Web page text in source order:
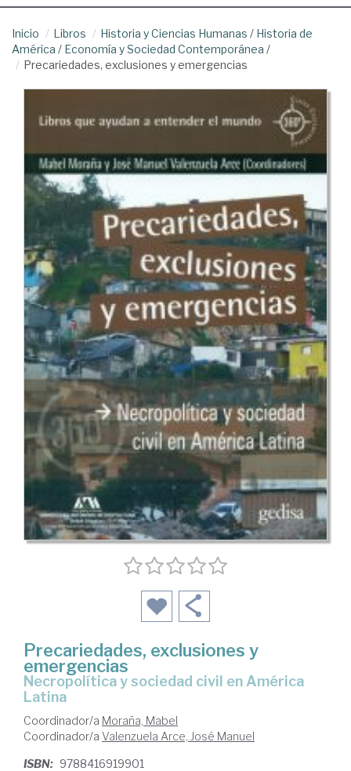
Inicio Libros Historia y Ciencias Humanas / Historia de
América / Economía y Sociedad Contemporánea /
Precariedades, exclusiones y emergencias
Precariedades, exclusiones y
emergencias
Necropolítica y sociedad civil en América
Latina
Coordinador/a Moraña, Mabel
Coordinador/a Valenzuela Arce, José Manuel
ISBN: 9788416919901